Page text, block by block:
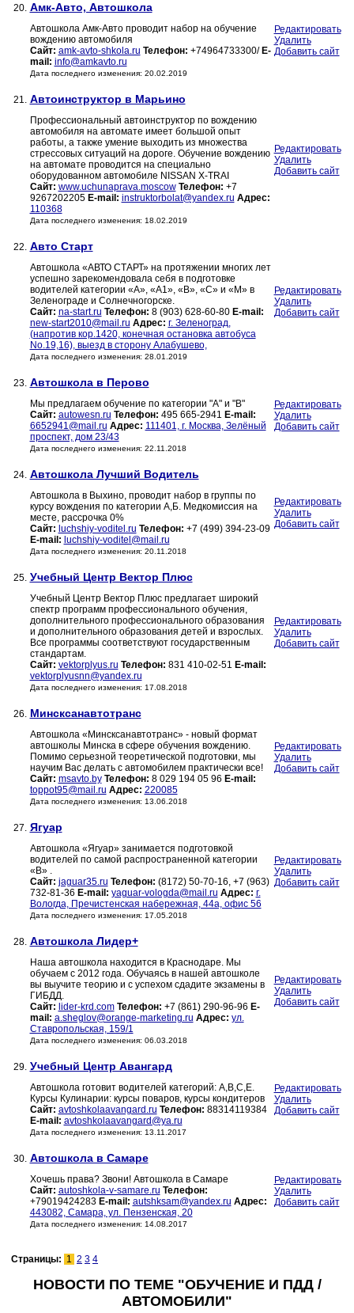
20. Амк-Авто, Автошкола
Автошкола Амк-Авто проводит набор на обучение
вождению автомобиля
Сайт: amk-avto-shkola.ru Телефон: +74964733300/ E-
mail: info@amkavto.ru
Дата последнего изменения: 20.02.2019
Редактировать
Удалить
Добавить сайт
21. Автоинструктор в Марьино
Профессиональный автоинструктор по вождению
автомобиля на автомате имеет большой опыт
работы, а также умение выходить из множества
стрессовых ситуаций на дороге. Обучение вождению
на автомате проводится на специально
оборудованном автомобиле NISSAN X-TRAI
Сайт: www.uchunaprava.moscow Телефон: +7
9267202205 E-mail: instruktorbolat@yandex.ru Адрес:
110368
Дата последнего изменения: 18.02.2019
Редактировать
Удалить
Добавить сайт
22. Авто Старт
Автошкола «АВТО СТАРТ» на протяжении многих лет
успешно зарекомендовала себя в подготовке
водителей категории «А», «А1», «В», «С» и «М» в
Зеленограде и Солнечногорске.
Сайт: na-start.ru Телефон: 8 (903) 628-60-80 E-mail:
new-start2010@mail.ru Адрес: г. Зеленоград,
(напротив кор.1420, конечная остановка автобуса
No.19,16), выезд в сторону Алабушево,
Дата последнего изменения: 28.01.2019
Редактировать
Удалить
Добавить сайт
23. Автошкола в Перово
Мы предлагаем обучение по категории "А" и "В"
Сайт: autowesn.ru Телефон: 495 665-2941 E-mail:
6652941@mail.ru Адрес: 111401, г. Москва, Зелёный
проспект, дом 23/43
Дата последнего изменения: 22.11.2018
Редактировать
Удалить
Добавить сайт
24. Автошкола Лучший Водитель
Автошкола в Выхино, проводит набор в группы по
курсу вождения по категории А,Б. Медкомиссия на
месте, рассрочка 0%
Сайт: luchshiy-voditel.ru Телефон: +7 (499) 394-23-09
E-mail: luchshiy-voditel@mail.ru
Дата последнего изменения: 20.11.2018
Редактировать
Удалить
Добавить сайт
25. Учебный Центр Вектор Плюс
Учебный Центр Вектор Плюс предлагает широкий
спектр программ профессионального обучения,
дополнительного профессионального образования
и дополнительного образования детей и взрослых.
Все программы соответствуют государственным
стандартам.
Сайт: vektorplyus.ru Телефон: 831 410-02-51 E-mail:
vektorplyusnn@yandex.ru
Дата последнего изменения: 17.08.2018
Редактировать
Удалить
Добавить сайт
26. Минсксанавтотранс
Автошкола «Минсксанавтотранс» - новый формат
автошколы Минска в сфере обучения вождению.
Помимо серьезной теоретической подготовки, мы
научим Вас делать с автомобилем практически все!
Сайт: msavto.by Телефон: 8 029 194 05 96 E-mail:
toppot95@mail.ru Адрес: 220085
Дата последнего изменения: 13.06.2018
Редактировать
Удалить
Добавить сайт
27. Ягуар
Автошкола «Ягуар» занимается подготовкой
водителей по самой распространенной категории
«В» .
Сайт: jaguar35.ru Телефон: (8172) 50-70-16, +7 (963)
732-81-36 E-mail: yaguar-vologda@mail.ru Адрес: г.
Вологда, Пречистенская набережная, 44а, офис 56
Дата последнего изменения: 17.05.2018
Редактировать
Удалить
Добавить сайт
28. Автошкола Лидер+
Наша автошкола находится в Краснодаре. Мы
обучаем с 2012 года. Обучаясь в нашей автошколе
вы выучите теорию и с успехом сдадите экзамены в
ГИБДД.
Сайт: lider-krd.com Телефон: +7 (861) 290-96-96 E-
mail: a.sheglov@orange-marketing.ru Адрес: ул.
Ставропольская, 159/1
Дата последнего изменения: 06.03.2018
Редактировать
Удалить
Добавить сайт
29. Учебный Центр Авангард
Автошкола готовит водителей категорий: А,В,С,Е.
Курсы Кулинарии: курсы поваров, курсы кондитеров
Сайт: avtoshkolaavangard.ru Телефон: 88314119384
E-mail: avtoshkolaavangard@ya.ru
Дата последнего изменения: 13.11.2017
Редактировать
Удалить
Добавить сайт
30. Автошкола в Самаре
Хочешь права? Звони! Автошкола в Самаре
Сайт: autoshkola-v-samare.ru Телефон:
+79019424283 E-mail: autshksam@yandex.ru Адрес:
443082, Самара, ул. Пензенская, 20
Дата последнего изменения: 14.08.2017
Редактировать
Удалить
Добавить сайт
Страницы: 1 2 3 4
НОВОСТИ ПО ТЕМЕ "ОБУЧЕНИЕ И ПДД /
АВТОМОБИЛИ"